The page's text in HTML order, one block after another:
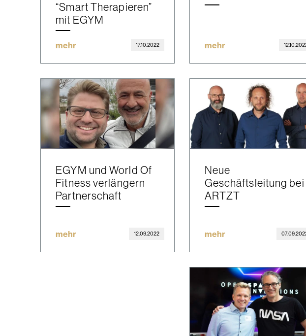
“Smart Therapieren”
mit EGYM
mehr 17.10.2022 mehr
EGYM und World Of
Fitness verlängern
Partnerschaft
mehr 12.09.2022
Neue
Geschäftsleitung bei
ARTZT
mehr